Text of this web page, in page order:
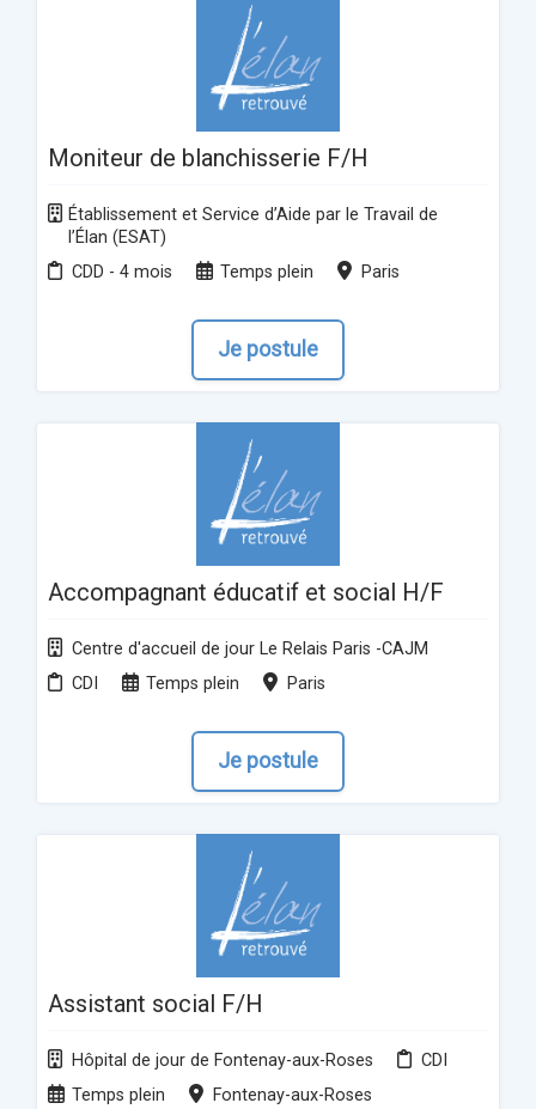
Moniteur de blanchisserie F/H
Établissement et Service d’Aide par le Travail de
l’Élan (ESAT)
CDD - 4 mois
Temps plein Paris
Je postule
Accompagnant éducatif et social H/F
Centre d'accueil de jour Le Relais Paris -CAJM
CDI
Temps plein Paris
Je postule
Assistant social F/H
Hôpital de jour de Fontenay-aux-Roses
CDI
Temps plein
Fontenay-aux-Roses